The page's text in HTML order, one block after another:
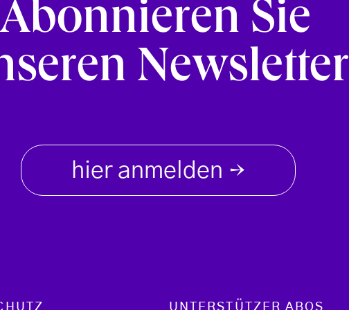
Abonnieren Sie
Newsletter
hier anmelden →
UNTERSTÜTZER ABOS